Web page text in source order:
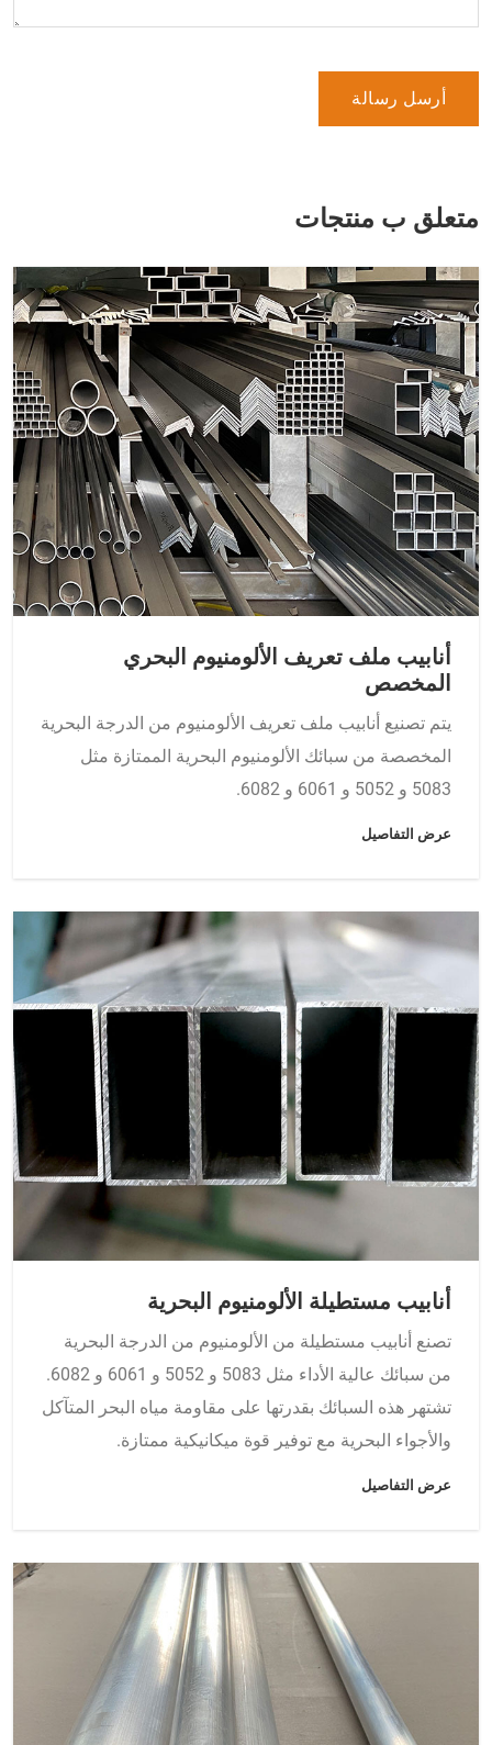
أرسل رسالة
متعلق ب منتجات
أنابيب ملف تعريف الألومنيوم البحري
المخصص
يتم تصنيع أنابيب ملف تعريف الألومنيوم من الدرجة البحرية
المخصصة من سبائك الألومنيوم البحرية الممتازة مثل
5083 و 5052 و 6061 و 6082.
عرض التفاصيل
أنابيب مستطيلة الألومنيوم البحرية
تصنع أنابيب مستطيلة من الألومنيوم من الدرجة البحرية
من سبائك عالية الأداء مثل 5083 و 5052 و 6061 و 6082.
تشتهر هذه السبائك بقدرتها على مقاومة مياه البحر المتآكل
والأجواء البحرية مع توفير قوة ميكانيكية ممتازة.
عرض التفاصيل